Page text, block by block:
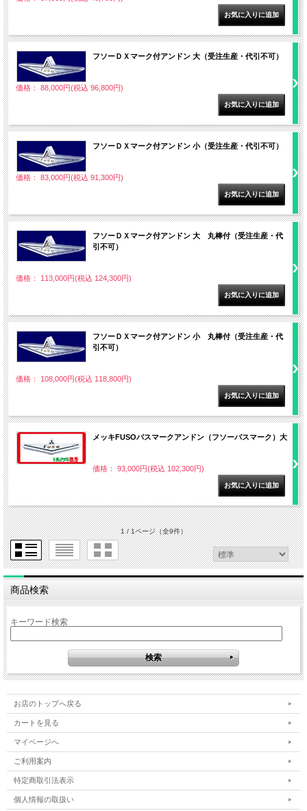
フソーＤＸマーク付アンドン 大（受注生産・代引不可）
価格： 88,000円(税込 96,800円)
フソーＤＸマーク付アンドン 小（受注生産・代引不可）
価格： 83,000円(税込 91,300円)
フソーＤＸマーク付アンドン 大 丸棒付（受注生産・代
引不可）
価格： 113,000円(税込 124,300円)
フソーＤＸマーク付アンドン 小 丸棒付（受注生産・代
引不可）
価格： 108,000円(税込 118,800円)
メッキFUSOバスマークアンドン（フソーバスマーク）大
価格： 93,000円(税込 102,300円)
1 / 1ページ（全9件）
商品検索
キーワード検索
お店のトップへ戻る
カートを見る
マイページへ
ご利用案内
特定商取引法表示
個人情報の取扱い